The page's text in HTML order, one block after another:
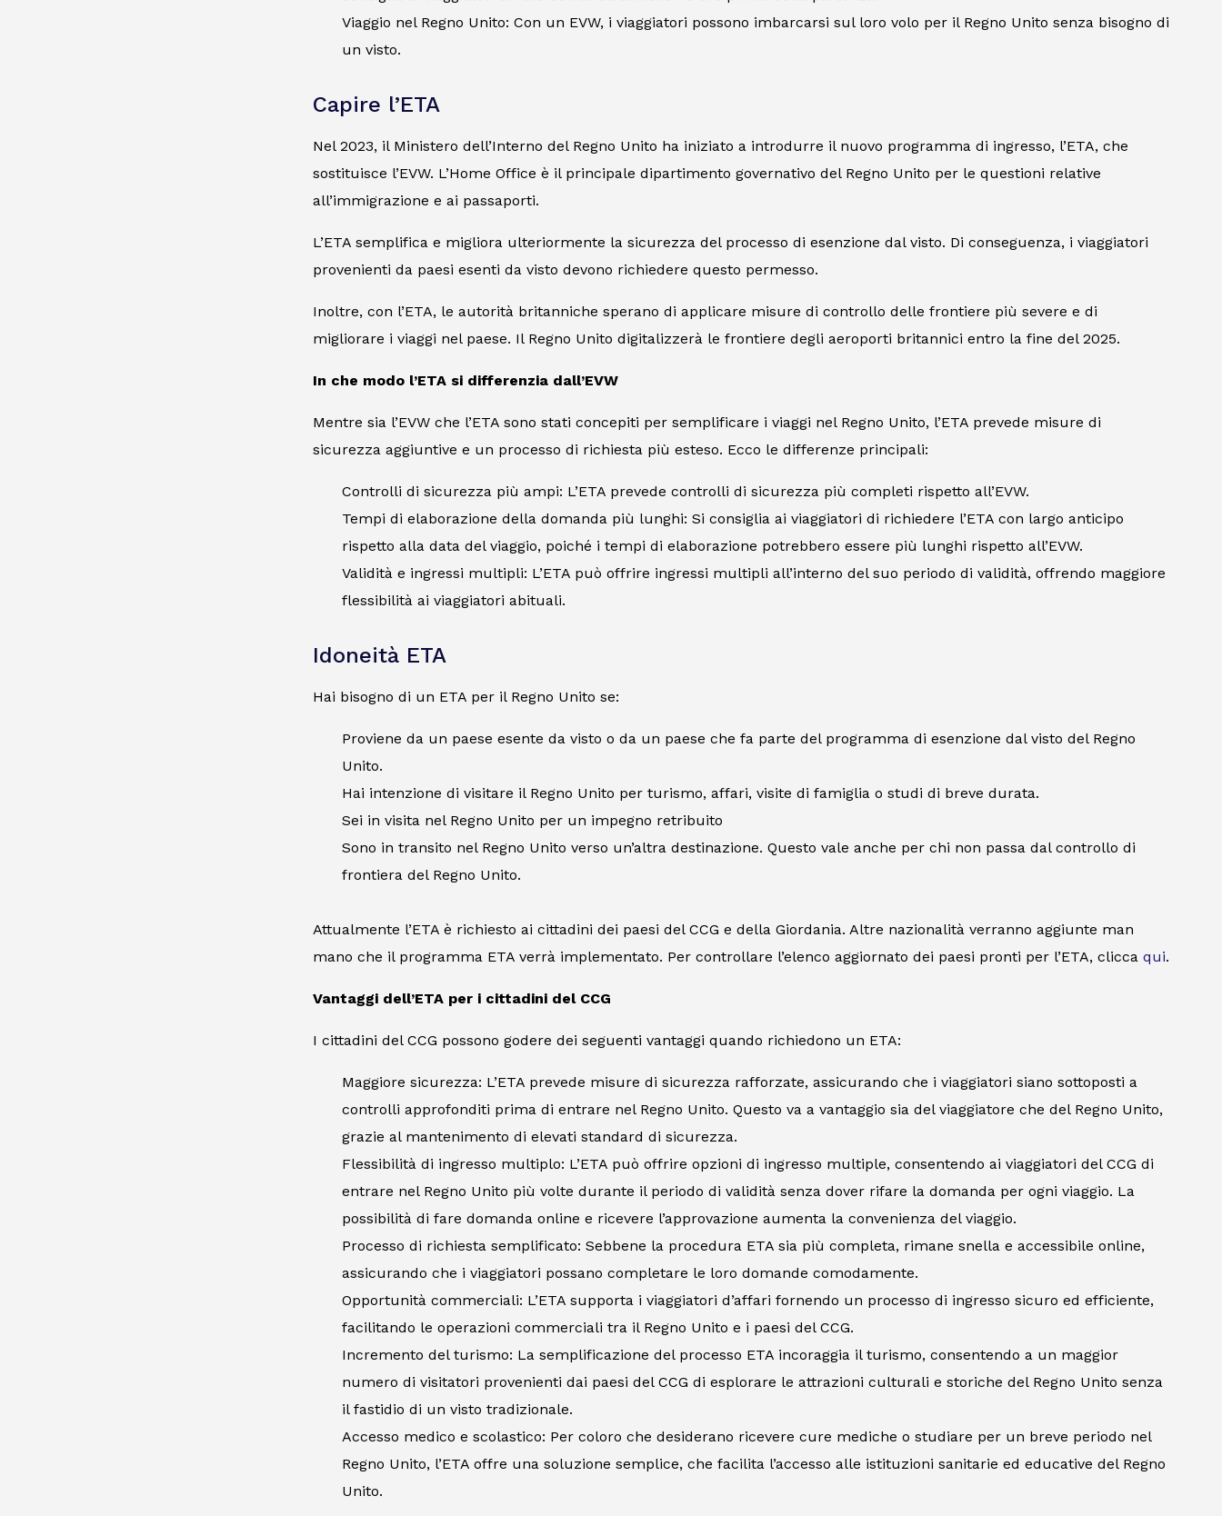
Viaggio nel Regno Unito: Con un EVW, i viaggiatori possono imbarcarsi sul loro volo per il Regno Unito senza bisogno di
un visto.
Capire l’ETA
Nel 2023, il Ministero dell’Interno del Regno Unito ha iniziato a introdurre il nuovo programma di ingresso, l’ETA, che
sostituisce l’EVW. L’Home Office è il principale dipartimento governativo del Regno Unito per le questioni relative
all’immigrazione e ai passaporti.
L’ETA semplifica e migliora ulteriormente la sicurezza del processo di esenzione dal visto. Di conseguenza, i viaggiatori
provenienti da paesi esenti da visto devono richiedere questo permesso.
Inoltre, con l’ETA, le autorità britanniche sperano di applicare misure di controllo delle frontiere più severe e di
migliorare i viaggi nel paese. Il Regno Unito digitalizzerà le frontiere degli aeroporti britannici entro la fine del 2025.
In che modo l’ETA si differenzia dall’EVW
Mentre sia l’EVW che l’ETA sono stati concepiti per semplificare i viaggi nel Regno Unito, l’ETA prevede misure di
sicurezza aggiuntive e un processo di richiesta più esteso. Ecco le differenze principali:
Controlli di sicurezza più ampi: L’ETA prevede controlli di sicurezza più completi rispetto all’EVW.
Tempi di elaborazione della domanda più lunghi: Si consiglia ai viaggiatori di richiedere l’ETA con largo anticipo
rispetto alla data del viaggio, poiché i tempi di elaborazione potrebbero essere più lunghi rispetto all’EVW.
Validità e ingressi multipli: L’ETA può offrire ingressi multipli all’interno del suo periodo di validità, offrendo maggiore
flessibilità ai viaggiatori abituali.
Idoneità ETA
Hai bisogno di un ETA per il Regno Unito se:
Proviene da un paese esente da visto o da un paese che fa parte del programma di esenzione dal visto del Regno
Unito.
Hai intenzione di visitare il Regno Unito per turismo, affari, visite di famiglia o studi di breve durata.
Sei in visita nel Regno Unito per un impegno retribuito
Sono in transito nel Regno Unito verso un’altra destinazione. Questo vale anche per chi non passa dal controllo di
frontiera del Regno Unito.
Attualmente l’ETA è richiesto ai cittadini dei paesi del CCG e della Giordania. Altre nazionalità verranno aggiunte man
mano che il programma ETA verrà implementato. Per controllare l’elenco aggiornato dei paesi pronti per l’ETA, clicca qui.
Vantaggi dell’ETA per i cittadini del CCG
I cittadini del CCG possono godere dei seguenti vantaggi quando richiedono un ETA:
Maggiore sicurezza: L’ETA prevede misure di sicurezza rafforzate, assicurando che i viaggiatori siano sottoposti a
controlli approfonditi prima di entrare nel Regno Unito. Questo va a vantaggio sia del viaggiatore che del Regno Unito,
grazie al mantenimento di elevati standard di sicurezza.
Flessibilità di ingresso multiplo: L’ETA può offrire opzioni di ingresso multiple, consentendo ai viaggiatori del CCG di
entrare nel Regno Unito più volte durante il periodo di validità senza dover rifare la domanda per ogni viaggio. La
possibilità di fare domanda online e ricevere l’approvazione aumenta la convenienza del viaggio.
Processo di richiesta semplificato: Sebbene la procedura ETA sia più completa, rimane snella e accessibile online,
assicurando che i viaggiatori possano completare le loro domande comodamente.
Opportunità commerciali: L’ETA supporta i viaggiatori d’affari fornendo un processo di ingresso sicuro ed efficiente,
facilitando le operazioni commerciali tra il Regno Unito e i paesi del CCG.
Incremento del turismo: La semplificazione del processo ETA incoraggia il turismo, consentendo a un maggior
numero di visitatori provenienti dai paesi del CCG di esplorare le attrazioni culturali e storiche del Regno Unito senza
il fastidio di un visto tradizionale.
Accesso medico e scolastico: Per coloro che desiderano ricevere cure mediche o studiare per un breve periodo nel
Regno Unito, l’ETA offre una soluzione semplice, che facilita l’accesso alle istituzioni sanitarie ed educative del Regno
Unito.